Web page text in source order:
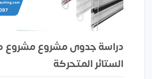
دراسة جدوى مشروع مشروع
الستائر المتحركة